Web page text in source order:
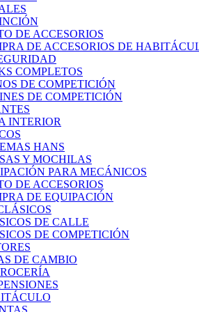
DE ACCESORIOS
DE ACCESORIOS DE
COMPLETOS
DE COMPETICIÓN
DE COMPETICIÓN
INTERIOR
HANS
Y MOCHILAS
PARA MECÁNICOS
DE ACCESORIOS
DE EQUIPACIÓN
DE CALLE
DE COMPETICIÓN
DE CAMBIO